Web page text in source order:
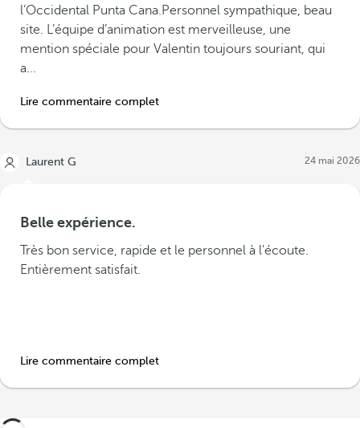
l’Occidental Punta Cana.Personnel sympathique, beau
site. L’équipe d’animation est merveilleuse, une
mention spéciale pour Valentin toujours souriant, qui
a...
Lire commentaire complet
Laurent G 24 mai 2026
Belle expérience.
Très bon service, rapide et le personnel à l'écoute.
Entièrement satisfait.
Lire commentaire complet